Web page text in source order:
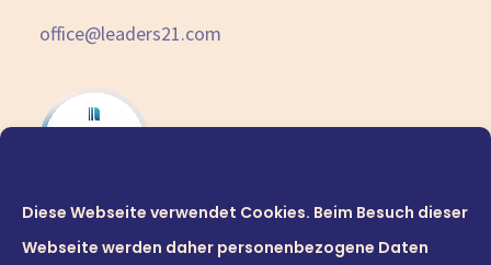
Diese Webseite verwendet Cookies. Beim Besuch dieser
Webseite werden daher personenbezogene Daten
office@leaders21.com